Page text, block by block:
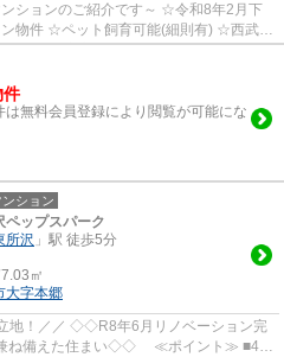
ご紹介です～ ☆令和8年2月下
物件 ☆ペット飼育可能(細則有) ☆西武新
分です ☆安心...
件
は無料会員登録により閲覧が可能にな
ション
ペップスパーク
所沢 」駅 徒歩5分
㎡
大字本郷
地！／／ ◇◇R8年6月リノベーション完
住まい◇◇ ≪ポイント≫ ■4階